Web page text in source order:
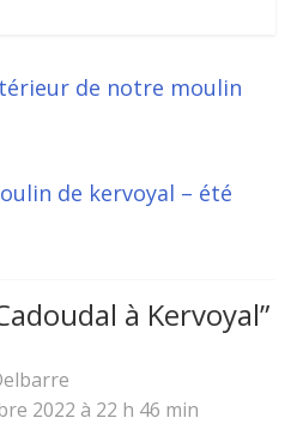
de notre moulin
de kervoyal – été
à Kervoyal”
2022 à 22 h 46 min